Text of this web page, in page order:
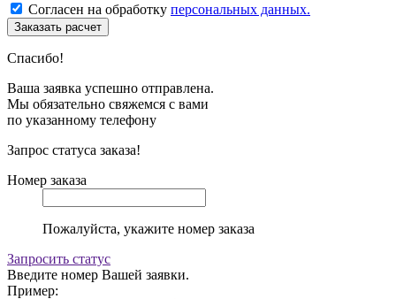
Согласен на обработку персональных данных.
Спасибо!
Ваша заявка успешно отправлена.
Мы обязательно свяжемся с вами
по указанному телефону
Запрос статуса заказа!
Номер заказа
Пожалуйста, укажите номер заказа
Запросить статус
Введите номер Вашей заявки.
Пример: